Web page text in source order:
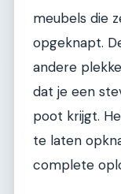
meubels die
opgeknapt.
andere
dat je een
poot krijgt.
te laten
complete